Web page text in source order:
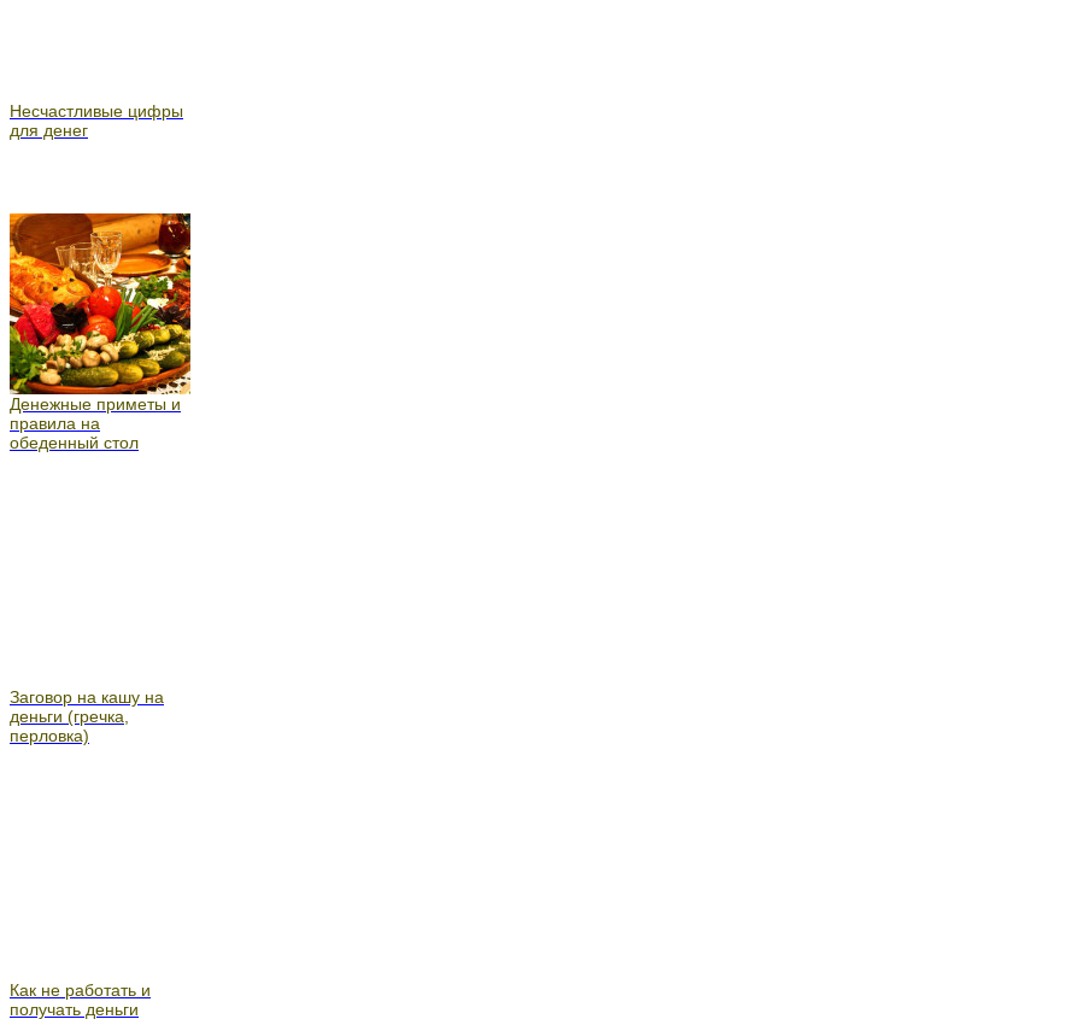
Несчастливые цифры
для денег
Денежные приметы и
правила на
обеденный стол
Заговор на кашу на
деньги (гречка,
перловка)
Как не работать и
получать деньги